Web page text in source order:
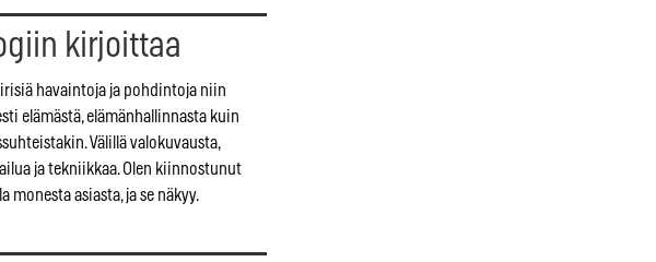
kirjoittaa
havaintoja ja pohdintoja niin
elämästä, elämänhallinnasta kuin
Välillä valokuvausta,
ja tekniikkaa. Olen kiinnostunut
monesta asiasta, ja se näkyy.